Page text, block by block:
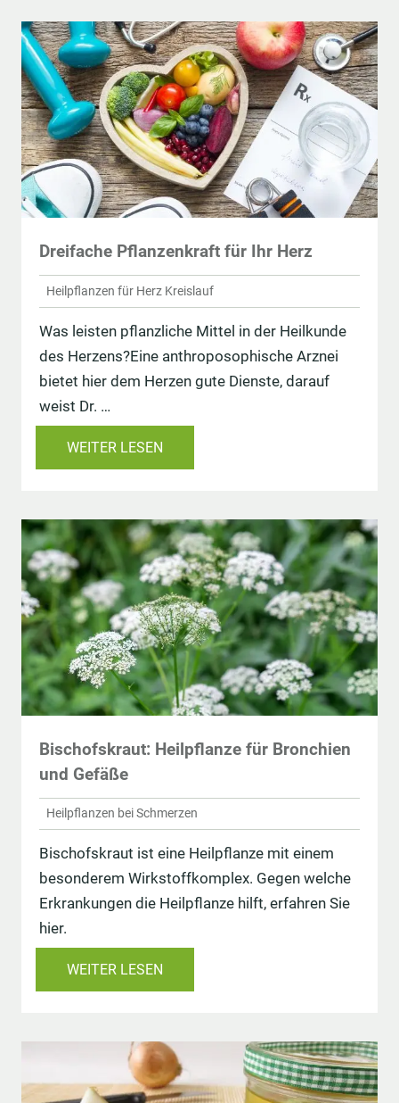
Dreifache Pflanzenkraft für Ihr Herz
Heilpflanzen für Herz Kreislauf
Was leisten pflanzliche Mittel in der Heilkunde
des Herzens?Eine anthroposophische Arznei
bietet hier dem Herzen gute Dienste, darauf
weist Dr. …
WEITER LESEN
Bischofskraut: Heilpflanze für Bronchien
und Gefäße
Heilpflanzen bei Schmerzen
Bischofskraut ist eine Heilpflanze mit einem
besonderem Wirkstoffkomplex. Gegen welche
Erkrankungen die Heilpflanze hilft, erfahren Sie
hier.
WEITER LESEN